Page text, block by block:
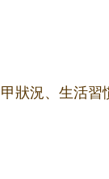
況、生活習